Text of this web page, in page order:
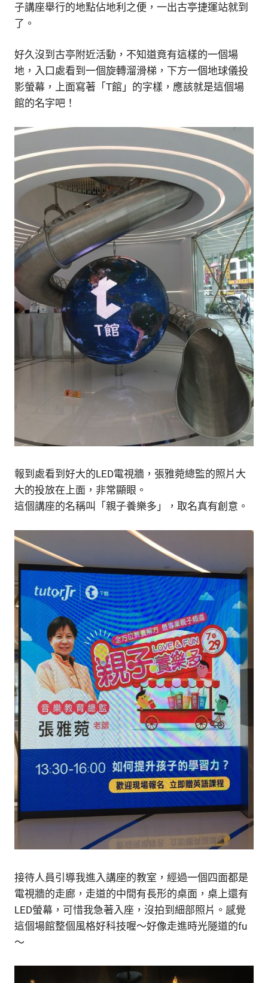
子講座舉行的地點佔地利之便，一出古亭捷運站就到
了。
好久沒到古亭附近活動，不知道竟有這樣的一個場
地，入口處看到一個旋轉溜滑梯，下方一個地球儀投
影螢幕，上面寫著「T館」的字樣，應該就是這個場
館的名字吧！
報到處看到好大的LED電視牆，張雅菀總監的照片大
大的投放在上面，非常顯眼。
這個講座的名稱叫「親子養樂多」，取名真有創意。
接待人員引導我進入講座的教室，經過一個四面都是
電視牆的走廊，走道的中間有長形的桌面，桌上還有
LED螢幕，可惜我急著入座，沒拍到細部照片。感覺
這個場館整個風格好科技喔～好像走進時光隧道的fu
～